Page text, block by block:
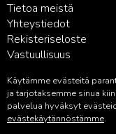
Tietoa meistä
Yhteystiedot
Rekisteriseloste
Vastuullisuus
Kustantamon
palvelu@readme.fi
Käytämme evästeitä
ja tarjotaksemme sinua
palvelua hyväksyt
evästekäytännöstämme.